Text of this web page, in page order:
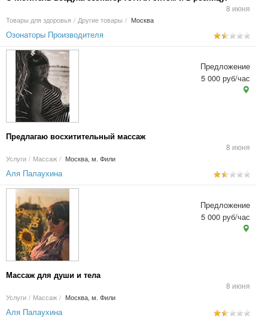
8 июня
Товары для здоровья / Другие товары / Москва
Озонаторы Производителя
Предлагаю восхитительный массаж
8 июня
Услуги / Массаж / Москва, м. Фили
Предложение
5 000 руб/час
Аля Палаухина
Массаж для души и тела
8 июня
Услуги / Массаж / Москва, м. Фили
Предложение
5 000 руб/час
Аля Палаухина